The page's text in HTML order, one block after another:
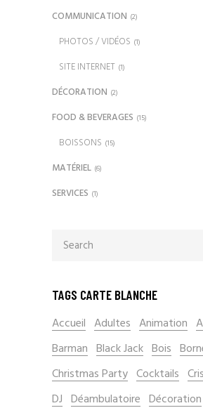
COMMUNICATION (2)
PHOTOS / VIDÉOS (1)
SITE INTERNET (1)
DÉCORATION (2)
FOOD & BEVERAGES (15)
BOISSONS (15)
MATÉRIEL (6)
SERVICES (1)
for:
TAGS CARTE BLANCHE
Accueil Adultes Animation
Barman Black Jack Bois
Christmas Party Cocktails
DJ Déambulatoire Décoration